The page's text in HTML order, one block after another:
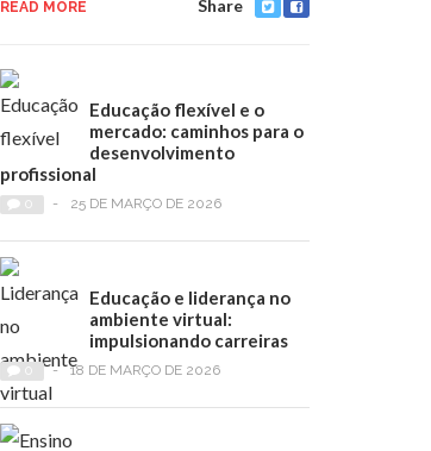
READ MORE Share
Educação flexível e o
mercado: caminhos para o
desenvolvimento
profissional
- 25 DE MARÇO DE 2026
Educação e liderança no
ambiente virtual:
impulsionando carreiras
- 18 DE MARÇO DE 2026